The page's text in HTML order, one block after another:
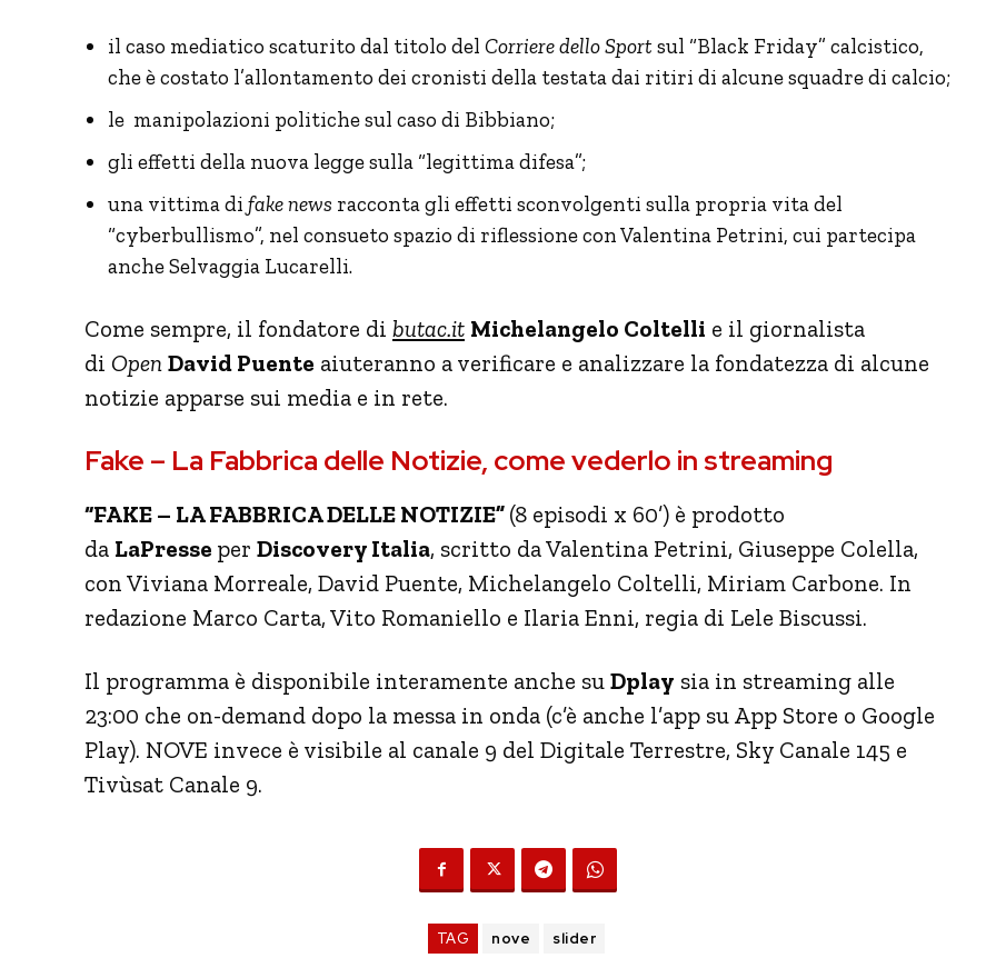
il caso mediatico scaturito dal titolo del Corriere dello Sport sul “Black Friday” calcistico,
che è costato l’allontamento dei cronisti della testata dai ritiri di alcune squadre di calcio;
le manipolazioni politiche sul caso di Bibbiano;
gli effetti della nuova legge sulla “legittima difesa”;
una vittima di fake news racconta gli effetti sconvolgenti sulla propria vita del
“cyberbullismo”, nel consueto spazio di riflessione con Valentina Petrini, cui partecipa
anche Selvaggia Lucarelli.
Come sempre, il fondatore di butac.it Michelangelo Coltelli e il giornalista
di Open David Puente aiuteranno a verificare e analizzare la fondatezza di alcune
notizie apparse sui media e in rete.
Fake – La Fabbrica delle Notizie, come vederlo in streaming
“FAKE – LA FABBRICA DELLE NOTIZIE” (8 episodi x 60’) è prodotto
da LaPresse per Discovery Italia, scritto da Valentina Petrini, Giuseppe Colella,
con Viviana Morreale, David Puente, Michelangelo Coltelli, Miriam Carbone. In
redazione Marco Carta, Vito Romaniello e Ilaria Enni, regia di Lele Biscussi.
Il programma è disponibile interamente anche su Dplay sia in streaming alle
23:00 che on-demand dopo la messa in onda (c’è anche l’app su App Store o Google
Play). NOVE invece è visibile al canale 9 del Digitale Terrestre, Sky Canale 145 e
Tivùsat Canale 9.
TAG nove slider